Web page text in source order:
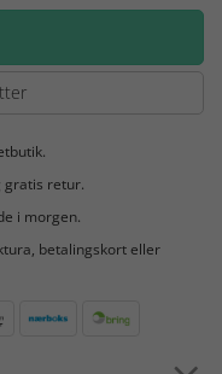
gratis retur.
i morgen.
betalingskort eller